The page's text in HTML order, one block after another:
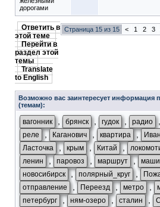
дорогами
Ответить в
этой теме
Перейти в
раздел этой
темы
Translate
to English
Страница 15 из 15 < 1 2 3
Возможно вас заинтересует информация
(темам):
вагонник брянск гудок радио
реле , Каганович квартира ,
Ласточка , крым Китай ,
ленин , паровоз маршрут ,
новосибирск , полярный_круг
отправление Переезд , метро ,
петербург , ням-озеро , сталин